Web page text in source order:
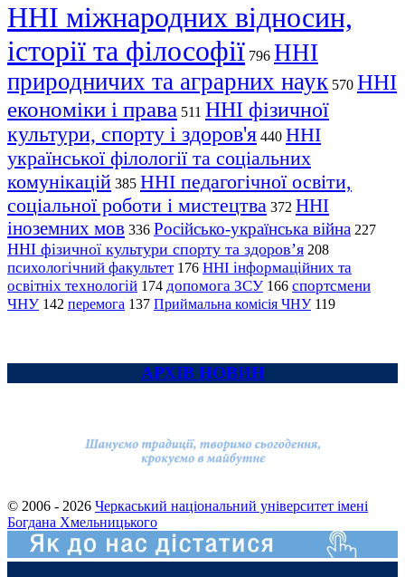
ННІ міжнародних відносин,
історії та філософії 796 ННІ
природничих та аграрних наук 570 ННІ
економіки і права 511 ННІ фізичної
культури, спорту і здоров'я 440 ННІ
української філології та соціальних
комунікацій 385 ННІ педагогічної освіти,
соціальної роботи і мистецтва 372 ННІ
іноземних мов 336 Російсько-українська війна 227
ННІ фізичної культури спорту та здоров’я 208
психологічний факультет 176 ННІ інформаційних та
освітніх технологій 174 допомога ЗСУ 166 спортсмени
ЧНУ 142 перемога 137 Приймальна комісія ЧНУ 119
АРХІВ НОВИН
© 2006 - 2026 Черкаський національний університет імені
Богдана Хмельницького